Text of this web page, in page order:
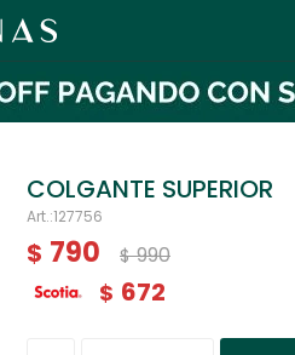
COLGANTE SUPERIOR
127756
$ 790 $ 990
$ 672